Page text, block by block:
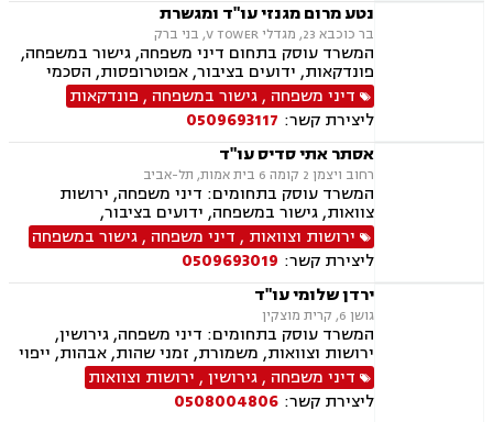
נטע מרום מגנזי עו"ד ומגשרת
בר כוכבא 23, מגדלי V TOWER, בני ברק
המשרד עוסק בתחום דיני משפחה, גישור במשפחה,
פונדקאות, ידועים בציבור, אפוטרופסות, הסכמי
ממון, אבהות, מזונות, משמורת, גירושין, הורות חד
מינית, נישואים אזרחיים, חוק הנוער, אימוץ, חלוקת
רכוש, מעמד אישי, זמני שהות, אומנה, ניכור הורי,
העברה בין דורית, ירושות וצוואות, ייפוי כוח מתמשך
דיני משפחה ,גישור במשפחה , פונדקאות
ליצירת קשר: 0509693117
אסתר אתי סדיס עו"ד
רחוב ויצמן 2 קומה 6 בית אמות, תל-אביב
המשרד עוסק בתחומים: דיני משפחה, ירושות
צוואות, גישור במשפחה, ידועים בציבור,
אפוטרופסות, הסכמי ממון, אבהות , מזונות,
משמורת, גירושין, חוק הנוער, אימוץ , חלוקת רכוש,
מעמד אישי, זמני שהות, אומנה, ניכור הורי, העברה
בין דורית
ירושות וצוואות , דיני משפחה ,גישור במשפחה
ליצירת קשר: 0509693019
ירדן שלומי עו"ד
גושן 6, קרית מוצקין
המשרד עוסק בתחומים: דיני משפחה, גירושין,
ירושות וצוואות, משמורת, זמני שהות, אבהות, ייפוי
כוח מתמשך, ידועים בציבור, מזונות, חלוקת רכוש,
ניכור הורי, אפוטרופסות, הסכמי ממון, נישואים
אזרחיים
דיני משפחה ,גירושין, ירושות וצוואות
ליצירת קשר: 0508004806